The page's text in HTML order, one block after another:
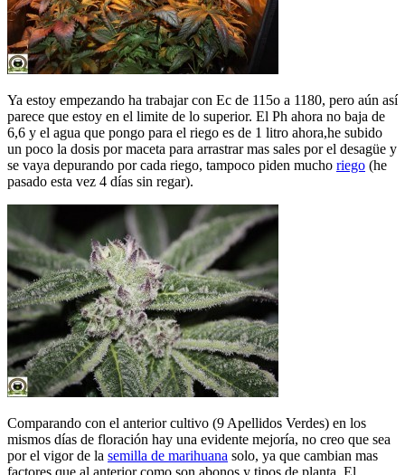
Ya estoy empezando ha trabajar con Ec de 115o a 1180, pero aún así
parece que estoy en el limite de lo superior. El Ph ahora no baja de
6,6 y el agua que pongo para el riego es de 1 litro ahora,he subido
un poco la dosis por maceta para arrastrar mas sales por el desagüe y
se vaya depurando por cada riego, tampoco piden mucho riego (he
pasado esta vez 4 días sin regar).
Comparando con el anterior cultivo (9 Apellidos Verdes) en los
mismos días de floración hay una evidente mejoría, no creo que sea
por el vigor de la semilla de marihuana solo, ya que cambian mas
factores que al anterior como son abonos y tipos de planta. El